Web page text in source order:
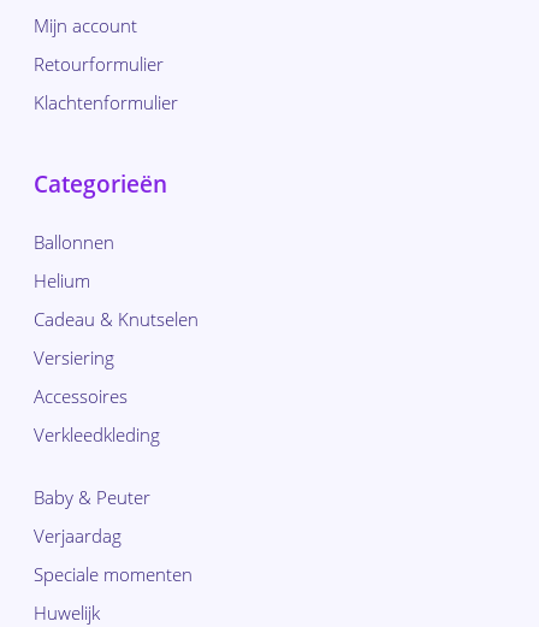
Mijn account
Retourformulier
Klachtenformulier
Categorieën
Ballonnen
Helium
Cadeau & Knutselen
Versiering
Accessoires
Verkleedkleding
Baby & Peuter
Verjaardag
Speciale momenten
Huwelijk